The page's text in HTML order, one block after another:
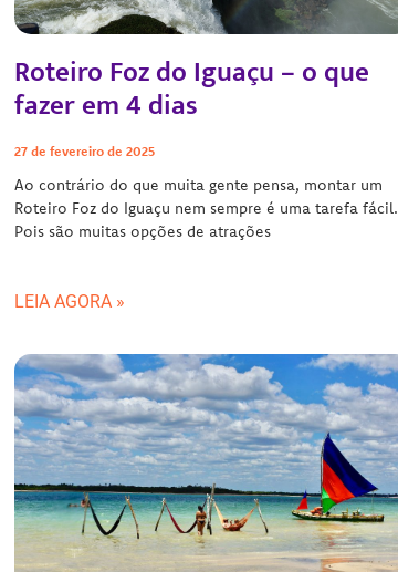
Roteiro Foz do Iguaçu – o que
fazer em 4 dias
27 de fevereiro de 2025
Ao contrário do que muita gente pensa, montar um
Roteiro Foz do Iguaçu nem sempre é uma tarefa fácil.
Pois são muitas opções de atrações
LEIA AGORA »